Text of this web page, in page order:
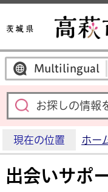
Multilingual
現在の位置 ホー
出会いサポ